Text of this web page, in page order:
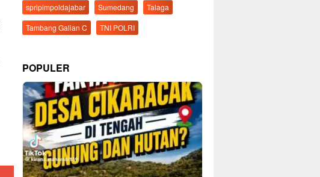
spripimpoldajabar
Sumedang
Talaga
Tambang Galian C
TNI POLRI
POPULER